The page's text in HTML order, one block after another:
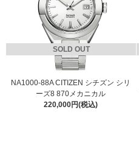
SOLD OUT
NA1000-88A CITIZEN シチズン シリ
ーズ8 870メカニカル
220,000円(税込)